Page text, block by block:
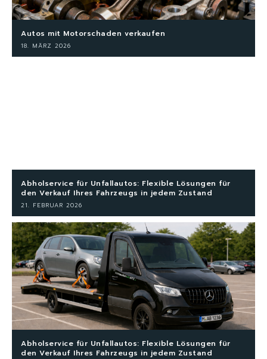
Autos mit Motorschaden verkaufen
18. MÄRZ 2026
Abholservice für Unfallautos: Flexible Lösungen für
den Verkauf Ihres Fahrzeugs in jedem Zustand
21. FEBRUAR 2026
Abholservice für Unfallautos: Flexible Lösungen für
den Verkauf Ihres Fahrzeugs in jedem Zustand